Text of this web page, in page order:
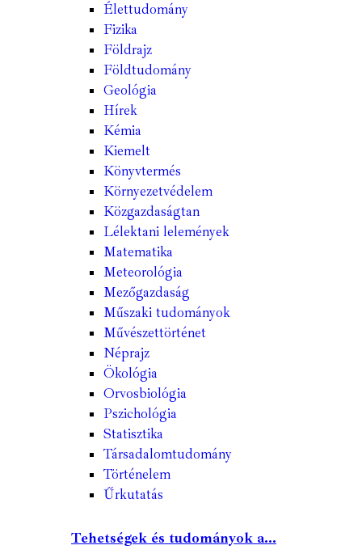
Élettudomány
Fizika
Földrajz
Földtudomány
Geológia
Hírek
Kémia
Kiemelt
Könyvtermés
Környezetvédelem
Közgazdaságtan
Lélektani lelemények
Matematika
Meteorológia
Mezőgazdaság
Műszaki tudományok
Művészettörténet
Néprajz
Ökológia
Orvosbiológia
Pszichológia
Statisztika
Társadalomtudomány
Történelem
Űrkutatás
Tehetségek és tudományok a...